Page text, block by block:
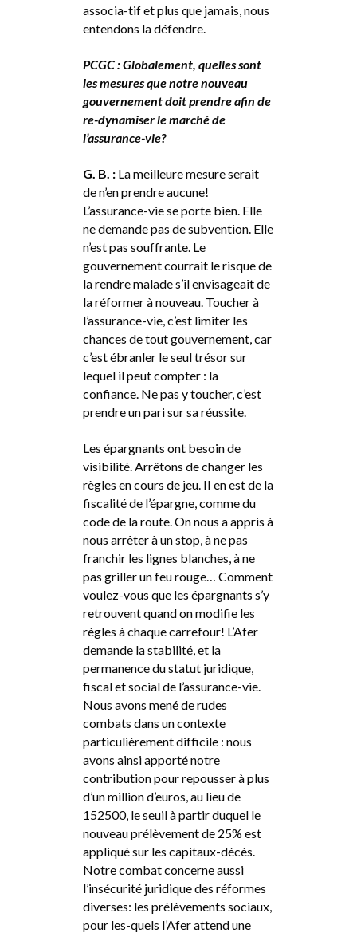
associa-tif et plus que jamais, nous
entendons la défendre.
PCGC : Globalement, quelles sont
les mesures que notre nouveau
gouvernement doit prendre afin de
re-dynamiser le marché de
l’assurance-vie?
G. B. : La meilleure mesure serait
de n’en prendre aucune!
L’assurance-vie se porte bien. Elle
ne demande pas de subvention. Elle
n’est pas souffrante. Le
gouvernement courrait le risque de
la rendre malade s’il envisageait de
la réformer à nouveau. Toucher à
l’assurance-vie, c’est limiter les
chances de tout gouvernement, car
c’est ébranler le seul trésor sur
lequel il peut compter : la
confiance. Ne pas y toucher, c’est
prendre un pari sur sa réussite.
Les épargnants ont besoin de
visibilité. Arrêtons de changer les
règles en cours de jeu. II en est de la
fiscalité de l’épargne, comme du
code de la route. On nous a appris à
nous arrêter à un stop, à ne pas
franchir les lignes blanches, à ne
pas griller un feu rouge… Comment
voulez-vous que les épargnants s’y
retrouvent quand on modifie les
règles à chaque carrefour! L’Afer
demande la stabilité, et la
permanence du statut juridique,
fiscal et social de l’assurance-vie.
Nous avons mené de rudes
combats dans un contexte
particulièrement difficile : nous
avons ainsi apporté notre
contribution pour repousser à plus
d’un million d’euros, au lieu de
152500, le seuil à partir duquel le
nouveau prélèvement de 25% est
appliqué sur les capitaux-décès.
Notre combat concerne aussi
l’insécurité juridique des réformes
diverses: les prélèvements sociaux,
pour les-quels l’Afer attend une